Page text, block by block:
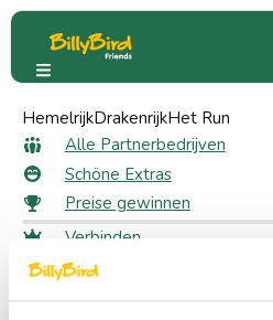
HemelrijkDrakenrijkHet Run
Alle Partnerbedrijven
Schöne Extras
Preise gewinnen
Verbinden
Anmeldung
Wählen Sie eine Sprache
Avonturenpark Hellendoorn
Alle Bewertungen
Avonturenpark
Bewertung abgeben
Schreiben Sie eine Rezension zu